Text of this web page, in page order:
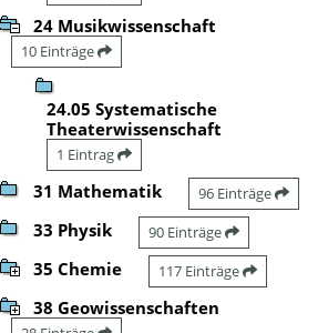
24 Musikwissenschaft
10 Einträge
24.05 Systematische
Theaterwissenschaft
1 Eintrag
31 Mathematik 96 Einträge
33 Physik 90 Einträge
35 Chemie 117 Einträge
38 Geowissenschaften